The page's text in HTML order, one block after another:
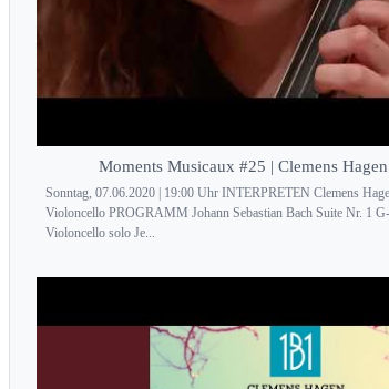
Moments Musicaux #25 | Clemens
Sonntag, 07.06.2020 | 19:00 Uhr INTERPRETEN Clemens
Violoncello PROGRAMM Johann Sebastian Bach Suite Nr. 1
Violoncello solo Je...